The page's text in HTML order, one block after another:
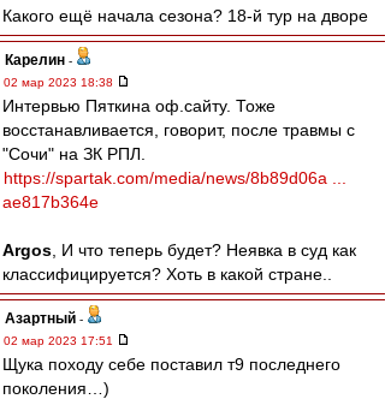
Какого ещё начала сезона? 18-й тур на дворе
Карелин -
02 мар 2023 18:38
Интервью Пяткина оф.сайту. Тоже
восстанавливается, говорит, после травмы с
"Сочи" на ЗК РПЛ.
https://spartak.com/media/news/8b89d06a ...
ae817b364e
Argos , И что теперь будет? Неявка в суд как
классифицируется? Хоть в какой стране..
Азартный -
02 мар 2023 17:51
Щука походу себе поставил т9 последнего
поколения…)